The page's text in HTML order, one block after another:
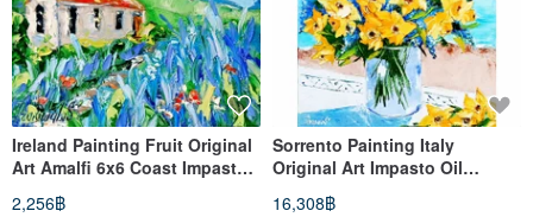
Ireland Painting Fruit Original
Art Amalfi 6x6 Coast Impasto
2,256฿
Sorrento Painting Italy
Original Art Impasto Oil
Painting 16x20 Italy
16,308฿